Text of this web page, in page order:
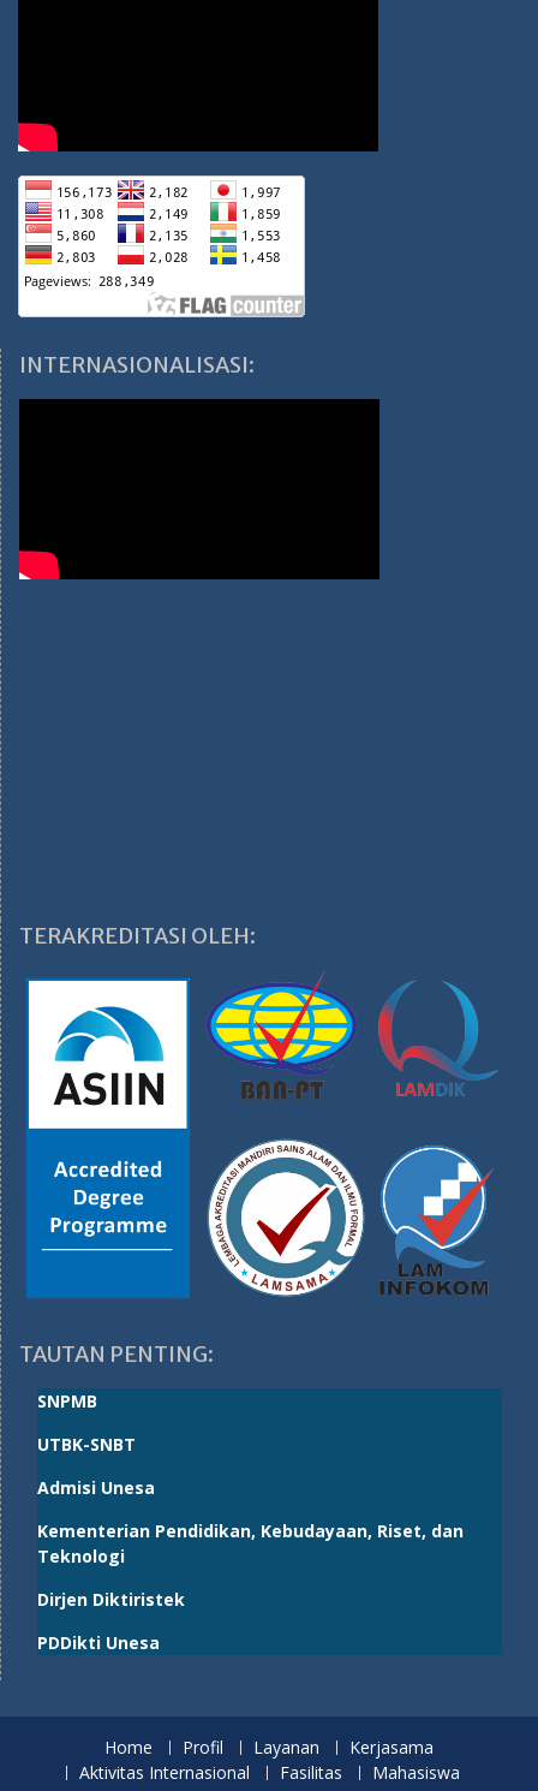
INTERNASIONALISASI:
TERAKREDITASI OLEH:
TAUTAN PENTING:
SNPMB
UTBK-SNBT
Admisi Unesa
Kementerian Pendidikan, Kebudayaan, Riset, dan
Teknologi
Dirjen Diktiristek
PDDikti Unesa
Home Profil Layanan
Kerjasama
Aktivitas Internasional
Fasilitas
Mahasiswa